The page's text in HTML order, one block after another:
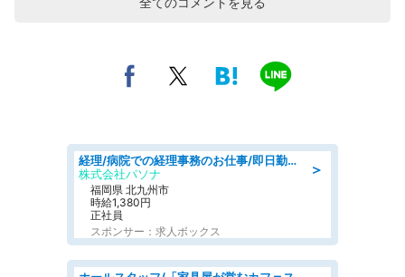
＞
経理/病院での経理事務のお仕事/即日勤務可/車通勤可/経理/一般事務
株式会社パソナ
福岡県 北九州市
時給1,380円
正社員
スポンサー：求人ボックス